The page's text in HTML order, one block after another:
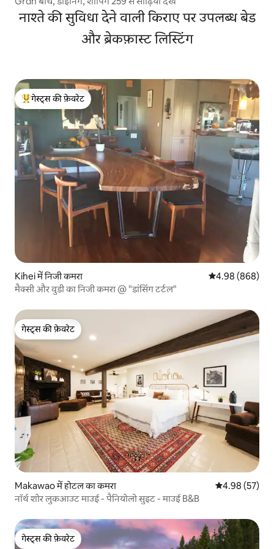
नाश्ते की सुविधा देने वाली किराए पर उपलब्ध बेड
और ब्रेकफ़ास्ट लिस्टिंग
गेस्ट्स का टॉप फ़ेवरेट
गेस्ट्स की फ़ेवरेट
Kihei में निजी कमरा औसत रेटिंग 5 में से
4.98 (868)
मैक्सी और वुडी का निजी कमरा @ "डांसिंग टर्टल"
गेस्ट्स की फ़ेवरेट
गेस्ट्स की फ़ेवरेट
Makawao में होटल का कमरा औसत रेटिंग 5 में
4.98 (57)
नॉर्थ शोर लुकआउट माउई - पैनियोलो सुइट - माउई B&B
गेस्ट्स की फ़ेवरेट
गेस्ट्स की फ़ेवरेट